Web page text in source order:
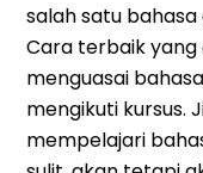
salah satu
Cara terbaik
menguasai
mengikuti kursus.
mempelajari